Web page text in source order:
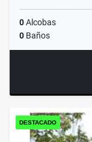
0Alcobas
0 Baños
DESTACADO